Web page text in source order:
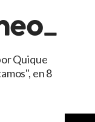
Quique
en 8